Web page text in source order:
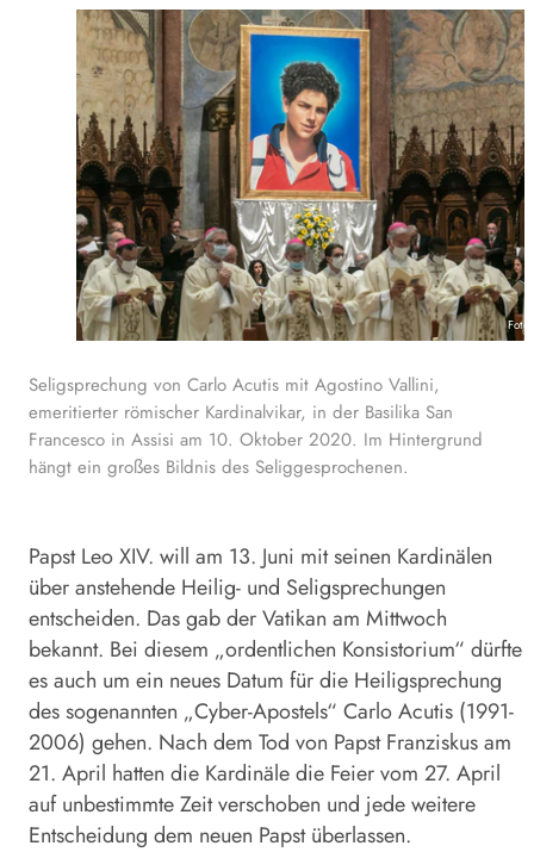
Seligsprechung von Carlo Acutis mit Agostino Vallini,
emeritierter römischer Kardinalvikar, in der Basilika San
Francesco in Assisi am 10. Oktober 2020. Im Hintergrund
hängt ein großes Bildnis des Seliggesprochenen.
Papst Leo XIV. will am 13. Juni mit seinen Kardinälen
über anstehende Heilig- und Seligsprechungen
entscheiden. Das gab der Vatikan am Mittwoch
bekannt. Bei diesem „ordentlichen Konsistorium“ dürfte
es auch um ein neues Datum für die Heiligsprechung
des sogenannten „Cyber-Apostels“ Carlo Acutis (1991-
2006) gehen. Nach dem Tod von Papst Franziskus am
21. April hatten die Kardinäle die Feier vom 27. April
auf unbestimmte Zeit verschoben und jede weitere
Entscheidung dem neuen Papst überlassen.